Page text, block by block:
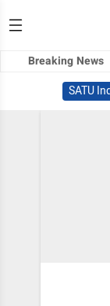
Breaking News
SATU